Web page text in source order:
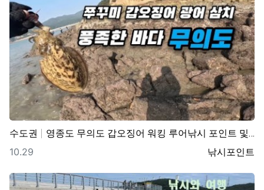
수도권 영종도 무의도 갑오징어 워킹 루어낚시 포인트 및 채비정…
등록자
낚시포인트
등록일
10.29